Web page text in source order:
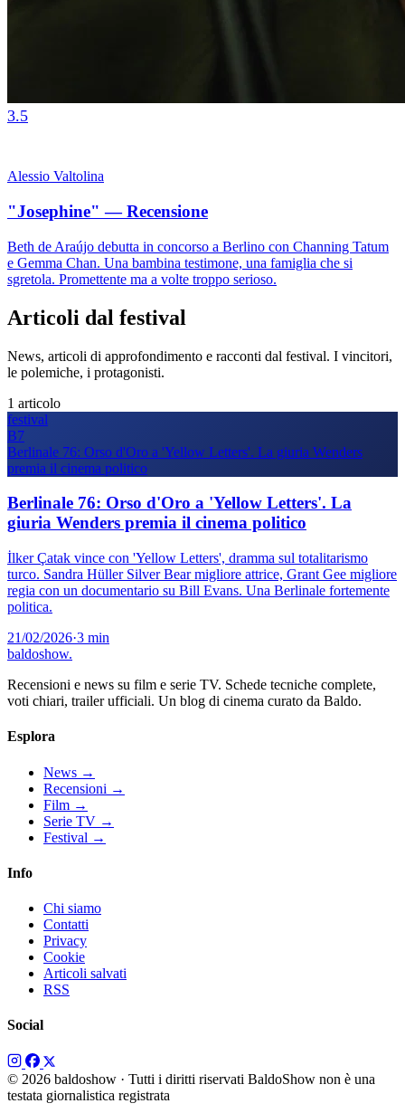
3.5
Alessio Valtolina
"Josephine" — Recensione
Beth de Araújo debutta in concorso a Berlino con Channing Tatum
e Gemma Chan. Una bambina testimone, una famiglia che si
sgretola. Promettente ma a volte troppo serioso.
Articoli dal festival
News, articoli di approfondimento e racconti dal festival. I vincitori,
le polemiche, i protagonisti.
1 articolo
festival
B7
Berlinale 76: Orso d'Oro a 'Yellow Letters'. La giuria Wenders
premia il cinema politico
Berlinale 76: Orso d'Oro a 'Yellow Letters'. La
giuria Wenders premia il cinema politico
İlker Çatak vince con 'Yellow Letters', dramma sul totalitarismo
turco. Sandra Hüller Silver Bear migliore attrice, Grant Gee migliore
regia con un documentario su Bill Evans. Una Berlinale fortemente
politica.
21/02/2026·3 min
baldoshow.
Recensioni e news su film e serie TV. Schede tecniche complete,
voti chiari, trailer ufficiali. Un blog di cinema curato da Baldo.
Esplora
News →
Recensioni →
Film →
Serie TV →
Festival →
Info
Chi siamo
Contatti
Privacy
Cookie
Articoli salvati
RSS
Social
© 2026 baldoshow · Tutti i diritti riservati BaldoShow non è una
testata giornalistica registrata